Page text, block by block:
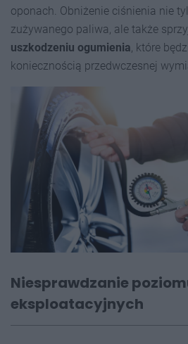
oponach. Obniżenie ciśnienia nie
zużywanego paliwa, ale także
uszkodzeniu ogumienia , które
koniecznością przedwczesnej
Niesprawdzanie
eksploatacyjnych